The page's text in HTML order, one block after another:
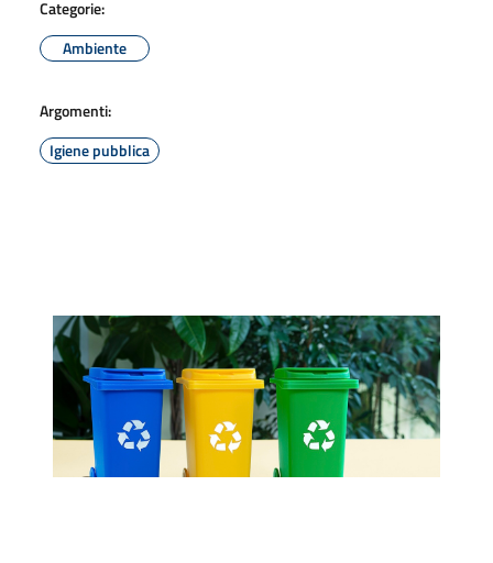
Categorie:
Ambiente
Argomenti:
Igiene pubblica